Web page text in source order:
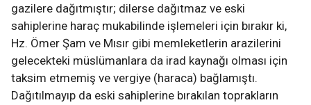
gazilere dağıtmıştır; dilerse dağıtmaz ve eski
sahiplerine haraç mukabilinde işlemeleri için bırakır ki,
Hz. Ömer Şam ve Mısır gibi memleketlerin arazilerini
gelecekteki müslümanlara da irad kaynağı olması için
taksim etmemiş ve vergiye (haraca) bağlamıştı.
Dağıtılmayıp da eski sahiplerine bırakılan toprakların